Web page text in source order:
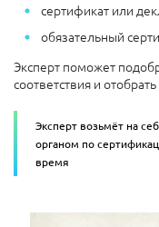
сертификат или
обязательный
Эксперт поможет
соответствия и
Эксперт возьмёт на
органом по
время